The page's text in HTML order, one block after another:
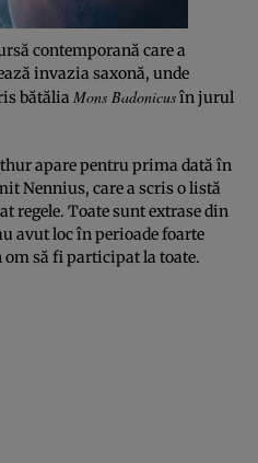
contemporană care a
invazia saxonă, unde
bătălia Mons Badonicusîn jurul
apare pentru prima dată în
Nennius, care a scris o listă
regele. Toate sunt extrase din
avut loc în perioade foarte
să fi participat la toate.